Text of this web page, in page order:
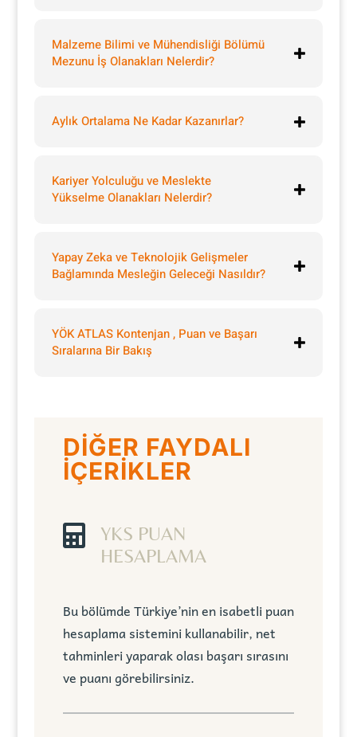
Malzeme Bilimi ve Mühendisliği Bölümü
Mezunu İş Olanakları Nelerdir?
Aylık Ortalama Ne Kadar Kazanırlar?
Kariyer Yolculuğu ve Meslekte
Yükselme Olanakları Nelerdir?
Yapay Zeka ve Teknolojik Gelişmeler
Bağlamında Mesleğin Geleceği Nasıldır?
YÖK ATLAS Kontenjan , Puan ve Başarı
Sıralarına Bir Bakış
DİĞER FAYDALI
İÇERİKLER

YKS PUAN
HESAPLAMA
Bu bölümde Türkiye’nin en isabetli puan
hesaplama sistemini kullanabilir, net
tahminleri yaparak olası başarı sırasını
ve puanı görebilirsiniz.